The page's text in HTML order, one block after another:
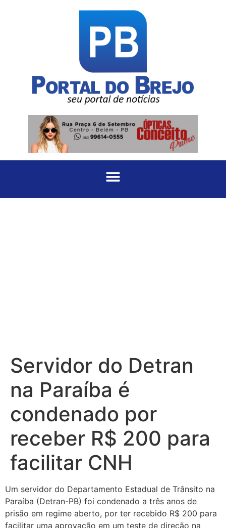
Servidor do Detran
na Paraíba é
condenado por
receber R$ 200 para
facilitar CNH
Um servidor do Departamento Estadual de Trânsito na
Paraíba (Detran-PB) foi condenado a três anos de
prisão em regime aberto, por ter recebido R$ 200 para
facilitar uma aprovação em um teste de direção na